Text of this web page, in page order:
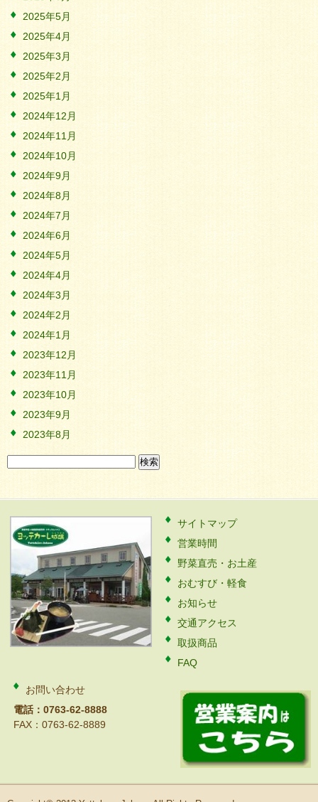
2025年5月
2025年4月
2025年3月
2025年2月
2025年1月
2024年12月
2024年11月
2024年10月
2024年9月
2024年8月
2024年7月
2024年6月
2024年5月
2024年4月
2024年3月
2024年2月
2024年1月
2023年12月
2023年11月
2023年10月
2023年9月
2023年8月
サイトマップ
営業時間
野菜直売・お土産
おむすび・軽食
お知らせ
交通アクセス
取扱商品
FAQ
お問い合わせ
電話：0763-62-8888
FAX：0763-62-8889